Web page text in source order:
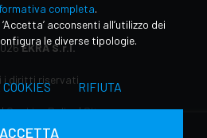
EKRA S.r.l.
i diritti riservati
|Cookies Policy|Sitemap
completa.
acconsenti all’utilizzo dei
le diverse tipologie.
RIFIUTA
ACCETTA